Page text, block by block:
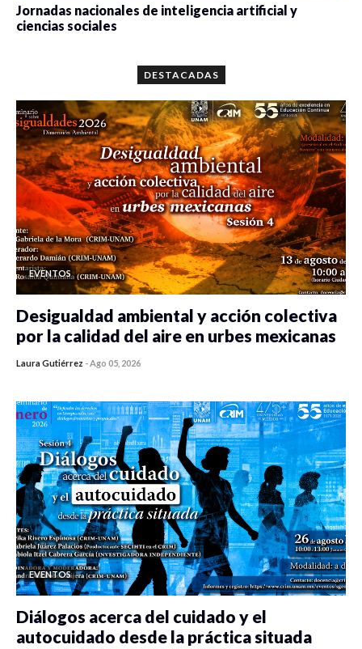
Jornadas nacionales de inteligencia artificial y
ciencias sociales
DESTACADAS
EVENTOS
Desigualdad ambiental y acción colectiva
por la calidad del aire en urbes mexicanas
Laura Gutiérrez -Ago 05, 2026
EVENTOS
Diálogos acerca del cuidado y el
autocuidado desde la práctica situada